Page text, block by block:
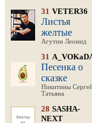
31 VETER36
Листья
желтые
Агутин Леонид
31
Песенка о
сказке
Никитины
Татьяна
28 SASHA-
NEXT